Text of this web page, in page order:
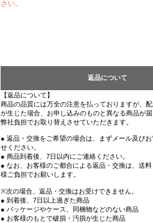
さい。
返品について
【返品について】
商品の品質には万全の注意を払っておりますが、
が生じた場合、お申し込みのものと異なる商品が
弊社負担でお取り替えさせていただきます。
● 返品・交換をご希望の場合は、まずメール及び
せください。
● 商品到着後、7日以内にご連絡ください。
● なお、お客様のご都合による返品・交換は、送
様ご負担でお願いします。
※次の場合、返品・交換はお受けできません。
● 到着後、7日以上過ぎた商品
● パッケージやケース、同梱物などのない商品
● お客様のもとで破損・汚損が生じた商品